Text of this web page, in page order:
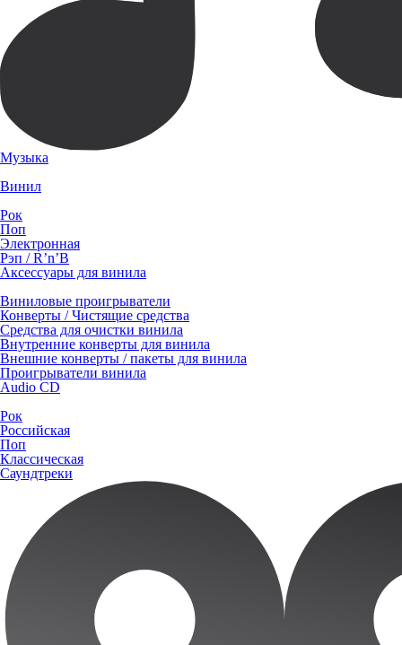
Музыка
Винил
Рок
Поп
Электронная
Рэп / R’n’B
Аксессуары для винила
Виниловые проигрыватели
Конверты / Чистящие средства
Средства для очистки винила
Внутренние конверты для винила
Внешние конверты / пакеты для винила
Проигрыватели винила
Audio CD
Рок
Российская
Поп
Классическая
Саундтреки